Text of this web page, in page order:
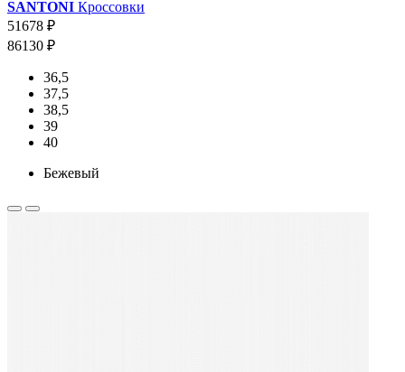
SANTONI Кроссовки
51678 ₽
86130 ₽
36,5
37,5
38,5
39
40
Бежевый